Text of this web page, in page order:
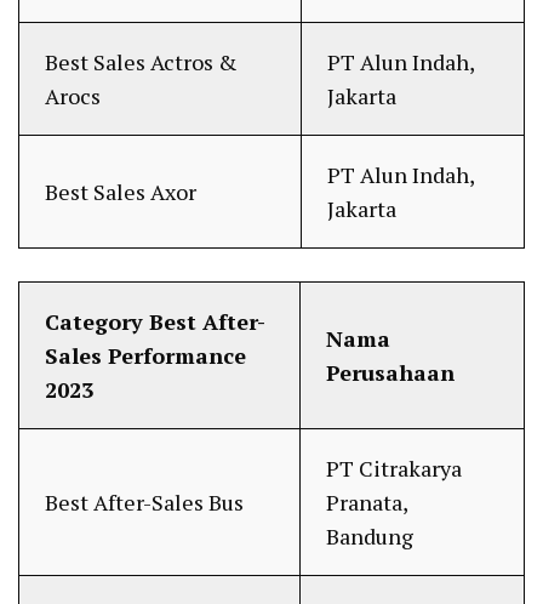
Best Sales Actros &
Arocs
PT Alun Indah,
Jakarta
Best Sales Axor
PT Alun Indah,
Jakarta
Category Best After-
Sales Performance
2023
Nama
Perusahaan
Best After-Sales Bus
PT Citrakarya
Pranata,
Bandung